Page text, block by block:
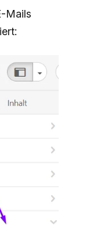
Mails